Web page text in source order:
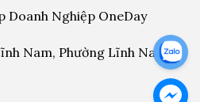
Doanh Nghiệp OneDay
Nam, Phường Lĩnh Nam,